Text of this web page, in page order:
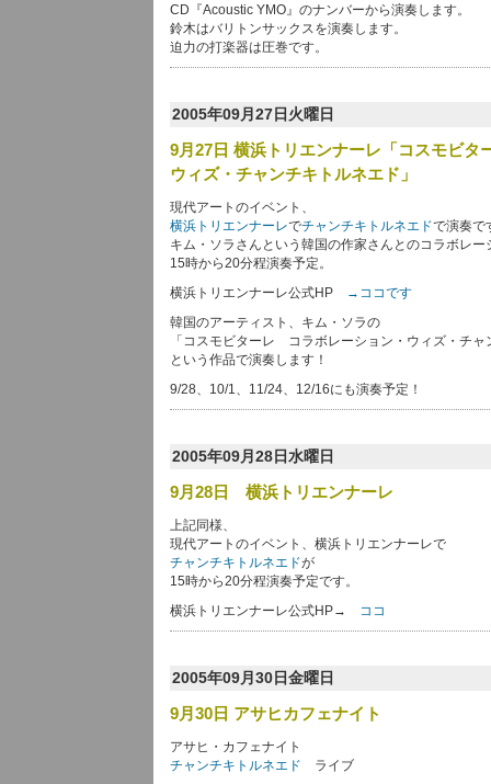
CD『Acoustic YMO』のナンバーから演奏します。
鈴木はバリトンサックスを演奏します。
迫力の打楽器は圧巻です。
2005年09月27日火曜日
9月27日 横浜トリエンナーレ「コスモビ
ウィズ・チャンチキトルネエド」
現代アートのイベント、
横浜トリエンナーレでチャンチキトルネエドで演奏で
キム・ソラさんという韓国の作家さんとのコラボレー
15時から20分程演奏予定。
横浜トリエンナーレ公式HP →ココです
韓国のアーティスト、キム・ソラの
「コスモビターレ コラボレーション・ウィズ・チャ
という作品で演奏します！
9/28、10/1、11/24、12/16にも演奏予定！
2005年09月28日水曜日
9月28日 横浜トリエンナーレ
上記同様、
現代アートのイベント、横浜トリエンナーレで
チャンチキトルネエドが
15時から20分程演奏予定です。
横浜トリエンナーレ公式HP→ ココ
2005年09月30日金曜日
9月30日 アサヒカフェナイト
アサヒ・カフェナイト
チャンチキトルネエド ライブ